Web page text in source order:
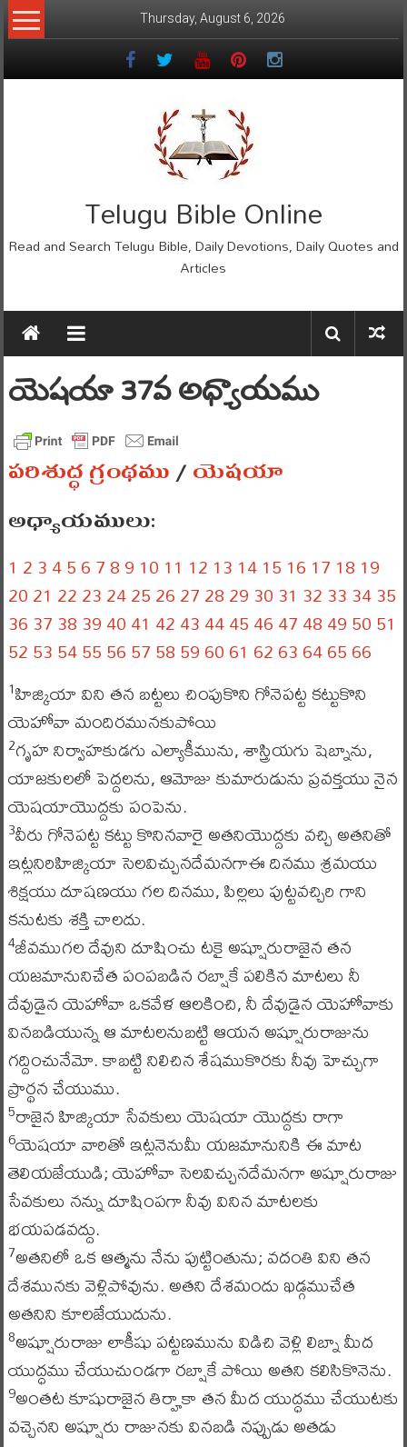
Skip
to
Thursday, August 6, 2026
Telugu Bible Online
Read and Search Telugu Bible, Daily Devotions, Daily Quotes and
Articles
యెషయా 37వ అధ్యాయము
పరిశుద్ధ గ్రంథము/యెషయా
అధ్యాయములు:
1 23456789 10 11 12 13 1415 16 17 18 19
2021 22232425262728293031 32333435
363738394041 42434445464748495051
52535455565758596061 6263646566
1హిజ్కియా విని తన బట్టలు చింపుకొని గోనెపట్ట కట్టుకొని
యెహోవా మందిరమునకుపోయి
2గృహ నిర్వాహకుడగు ఎల్యాకీమును, శాస్త్రియగు షెబ్నాను,
యాజకులలో పెద్దలను, ఆమోజు కుమారుడును ప్రవక్తయు నైన
యెషయాయొద్దకు పంపెను.
3వీరు గోనెపట్ట కట్టు కొనినవారై అతనియొద్దకు వచ్చి అతనితో
ఇట్లనిరిహిజ్కియా సెలవిచ్చునదేమనగాఈ దినము శ్రమయు
శిక్షయు దూషణయు గల దినము, పిల్లలు పుట్టవచ్చిరి గాని
కనుటకు శక్తి చాలదు.
4జీవముగల దేవుని దూషించు టకై అష్షూరురాజైన తన
యజమానునిచేత పంపబడిన రబ్షాకే పలికిన మాటలు నీ
దేవుడైన యెహోవా ఒకవేళ ఆలకించి, నీ దేవుడైన యెహోవాకు
వినబడియున్న ఆ మాటలనుబట్టి ఆయన అష్షూరురాజును
గద్దించునేమో. కాబట్టి నిలిచిన శేషముకొరకు నీవు హెచ్చుగా
ప్రార్థన చేయుము.
5రాజైన హిజ్కియా సేవకులు యెషయా యొద్దకు రాగా
6యెషయా వారితో ఇట్లనెనుమీ యజమానునికి ఈ మాట
తెలియజేయుడి; యెహోవా సెలవిచ్చునదేమనగా అష్షూరురాజు
సేవకులు నన్ను దూషింపగా నీవు వినిన మాటలకు
భయపడవద్దు.
7అతనిలో ఒక ఆత్మను నేను పుట్టింతును; వదంతి విని తన
దేశమునకు వెళ్లిపోవును. అతని దేశమందు ఖడ్గముచేత
అతనిని కూలజేయుదును.
8అష్షూరురాజు లాకీషు పట్టణమును విడిచి వెళ్లి లిబ్నా మీద
యుద్ధము చేయుచుండగా రబ్షాకే పోయి అతని కలిసికొనెను.
9అంతట కూషురాజైన తిర్హాకా తన మీద యుద్ధము చేయుటకు
వచ్చెనని అష్షూరు రాజునకు వినబడి నప్పుడు అతడు